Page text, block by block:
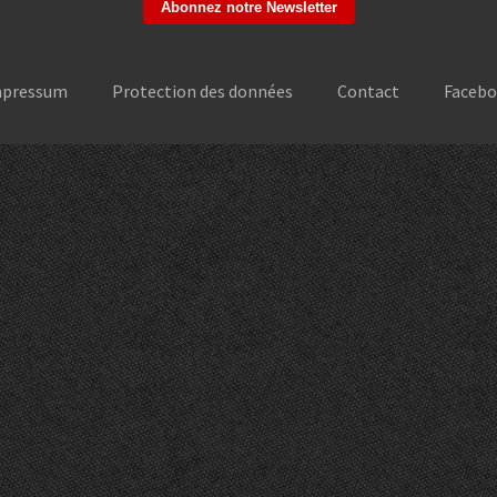
Protection des données Contact